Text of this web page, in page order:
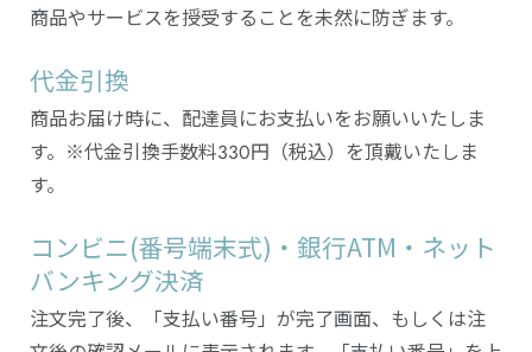
商品やサービスを授受することを未然に防ぎます。
代金引換
商品お届け時に、配達員にお支払いをお願いいたしま
す。※代金引換手数料330円（税込）を頂戴いたしま
す。
コンビニ(番号端末式)・銀行ATM・ネット
バンキング決済
注文完了後、「支払い番号」が完了画面、もしくは注